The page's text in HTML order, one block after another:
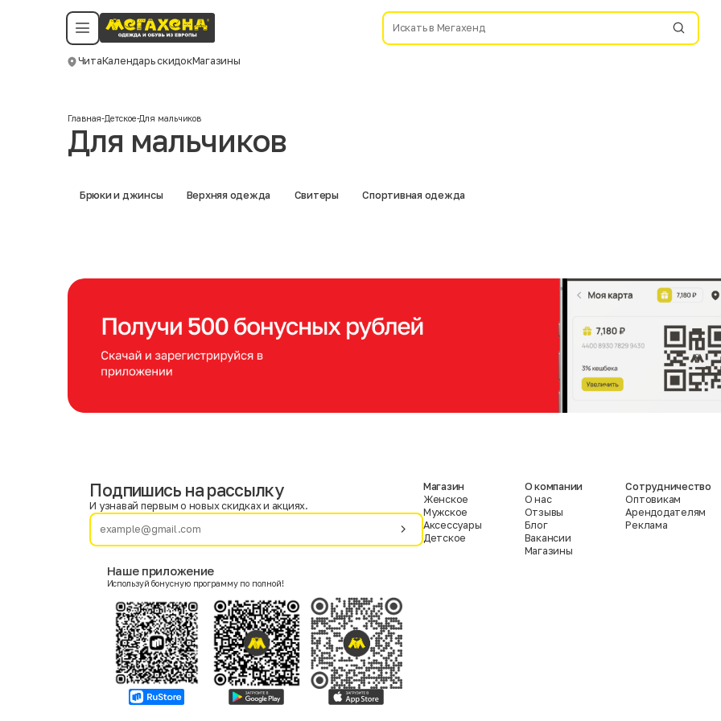
ЧитаКалендарь скидокМагазины
Политика конфиденциальности
©️ Мегахенд 2026. Все права защищены.
Смотреть все даты
Главная-Детское-Для мальчиков
Для мальчиков
Брюки и джинсы Верхняя одежда Свитеры Спортивная одежда
Фамилия
Женский
Согласие на получение чеков по электронной почте
Москва
Подпишись на рассылку
И узнавай первым о новых скидках и акциях.
Наше приложение
Используй бонусную программу по полной!
Магазин
Женское
Мужское
Аксессуары
Детское
О компании
О нас
Отзывы
Блог
Вакансии
Магазины
Сотрудничество
Оптовикам
Арендодателям
Реклама